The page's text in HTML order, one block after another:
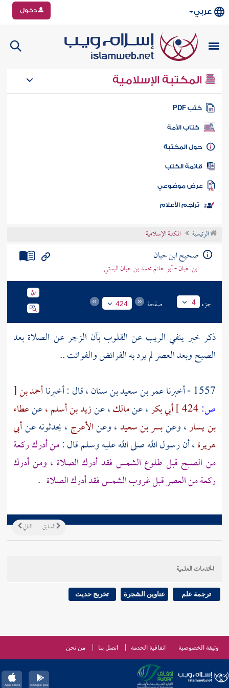
عربي دخول
المكتبة الإسلامية
كتب PDF
كتاب الأمة
المكتبة
الكتب
موضوعي
تراجم الأعلام
الرئيسية المكتبة الإسلامية
صحيح ابن حبان
ابن حبان - أبو حاتم محمد بن حبان البستي
جزء 4 صفحة 424
ذكر خبر ينفي الريب عن القلوب بأن الزجر عن الصلاة بعد
الصبح وبعد العصر لم يرد به الفرائض والفوائت ..
1557 - أخبرنا
عمر بن سعيد بن سنان ،قال : أخبرناأحمد بن[
ص:
أبي بكر، عنمالك، عنزيد بن أسلم ،عنعطاء
بن يسار، وعنبسر بن سعيد، وعنالأعرج ، يحدثونه عنأبي
هريرة، أن رسول الله صلى الله عليه وسلم قال :من أدرك ركعة
من الصبح قبل طلوع الشمس فقد أدرك الصلاة ، ومن أدرك
ركعة من العصر قبل غروب الشمس فقد أدرك الصلاة .
التالي السابق
الخدمات العلمية
ترجمة علم عناوين الشجرة تخريج حديث
وثيقة الخصوصية اتفاقية الخدمة اتصل بنا من نحن